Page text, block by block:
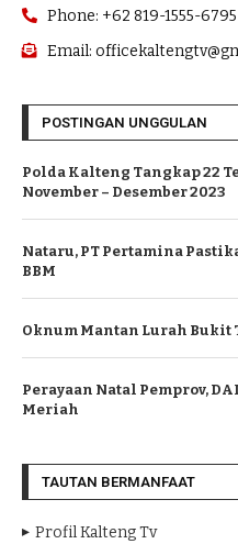
Phone: +62 819-1555-6795
Email:
POSTINGAN UNGGULAN
Polda Kalteng Tangkap 22
November – Desember 2023
Nataru, PT Pertamina
BBM
Oknum Mantan Lurah
Perayaan Natal Pemprov,
Meriah
TAUTAN BERMANFAAT
Profil Kalteng Tv